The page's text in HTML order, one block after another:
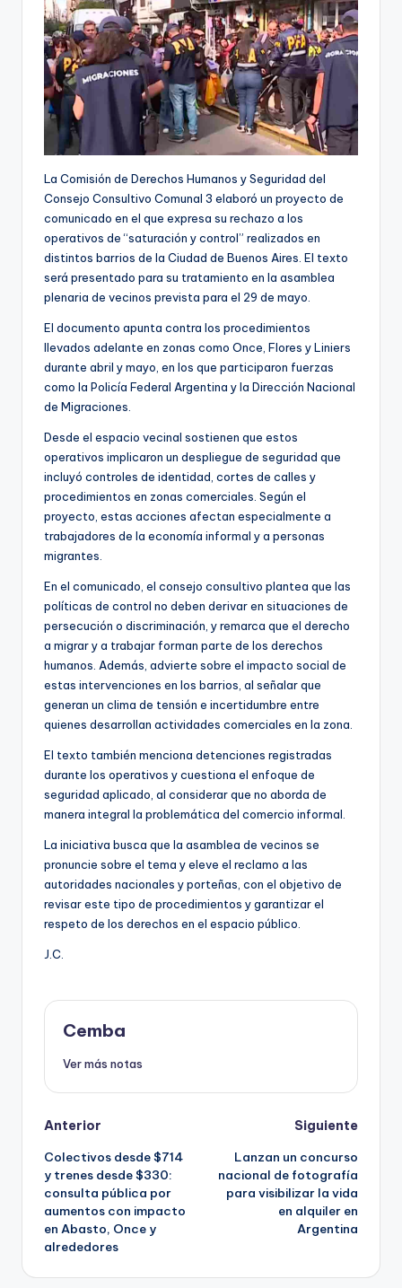
La Comisión de Derechos Humanos y Seguridad del
Consejo Consultivo Comunal 3 elaboró un proyecto de
comunicado en el que expresa su rechazo a los
operativos de “saturación y control” realizados en
distintos barrios de la Ciudad de Buenos Aires. El texto
será presentado para su tratamiento en la asamblea
plenaria de vecinos prevista para el 29 de mayo.
El documento apunta contra los procedimientos
llevados adelante en zonas como Once, Flores y Liniers
durante abril y mayo, en los que participaron fuerzas
como la Policía Federal Argentina y la Dirección Nacional
de Migraciones.
Desde el espacio vecinal sostienen que estos
operativos implicaron un despliegue de seguridad que
incluyó controles de identidad, cortes de calles y
procedimientos en zonas comerciales. Según el
proyecto, estas acciones afectan especialmente a
trabajadores de la economía informal y a personas
migrantes.
En el comunicado, el consejo consultivo plantea que las
políticas de control no deben derivar en situaciones de
persecución o discriminación, y remarca que el derecho
a migrar y a trabajar forman parte de los derechos
humanos. Además, advierte sobre el impacto social de
estas intervenciones en los barrios, al señalar que
generan un clima de tensión e incertidumbre entre
quienes desarrollan actividades comerciales en la zona.
El texto también menciona detenciones registradas
durante los operativos y cuestiona el enfoque de
seguridad aplicado, al considerar que no aborda de
manera integral la problemática del comercio informal.
La iniciativa busca que la asamblea de vecinos se
pronuncie sobre el tema y eleve el reclamo a las
autoridades nacionales y porteñas, con el objetivo de
revisar este tipo de procedimientos y garantizar el
respeto de los derechos en el espacio público.
J.C.
Cemba
Ver más notas
Post
navigation
Anterior
Colectivos desde $714
y trenes desde $330:
consulta pública por
aumentos con impacto
en Abasto, Once y
alrededores
Siguiente
Lanzan un concurso
nacional de fotografía
para visibilizar la vida
en alquiler en
Argentina